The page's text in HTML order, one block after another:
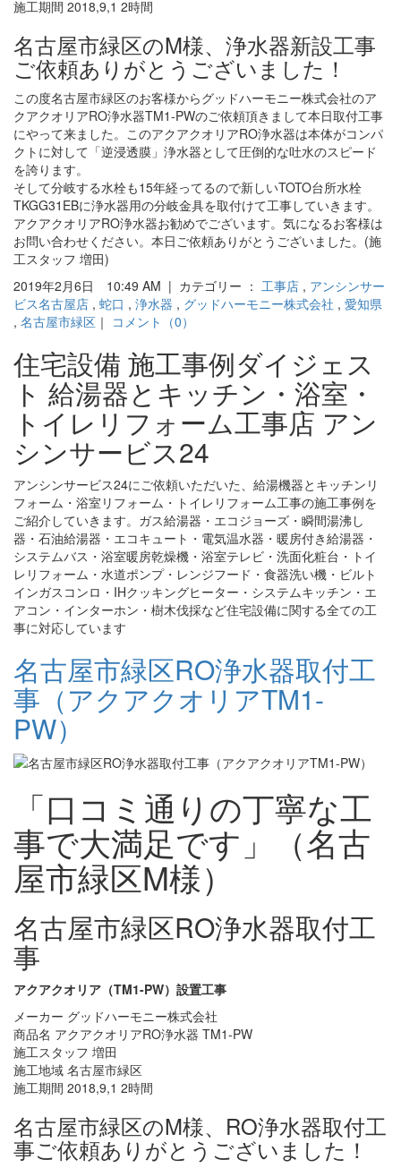
施工期間 2018,9,1 2時間
名古屋市緑区のM様、浄水器新設工事
ご依頼ありがとうございました！
この度名古屋市緑区のお客様からグッドハーモニー株式会社のア
クアクオリアRO浄水器TM1-PWのご依頼頂きまして本日取付工事
にやって来ました。このアクアクオリアRO浄水器は本体がコンパ
クトに対して「逆浸透膜」浄水器として圧倒的な吐水のスピード
を誇ります。
そして分岐する水栓も15年経ってるので新しいTOTO台所水栓
TKGG31EBに浄水器用の分岐金具を取付けて工事していきます。
アクアクオリアRO浄水器お勧めでございます。気になるお客様は
お問い合わせください。本日ご依頼ありがとうございました。(施
工スタッフ 増田)
2019年2月6日 10:49 AM | カテゴリー ： 工事店 , アンシンサー
ビス名古屋店 , 蛇口 , 浄水器 , グッドハーモニー株式会社 , 愛知県
, 名古屋市緑区 ｜ コメント（0）
住宅設備 施工事例ダイジェス
ト 給湯器とキッチン・浴室・
トイレリフォーム工事店 アン
シンサービス24
アンシンサービス24にご依頼いただいた、給湯機器とキッチンリ
フォーム・浴室リフォーム・トイレリフォーム工事の施工事例を
ご紹介していきます。ガス給湯器・エコジョーズ・瞬間湯沸し
器・石油給湯器・エコキュート・電気温水器・暖房付き給湯器・
システムバス・浴室暖房乾燥機・浴室テレビ・洗面化粧台・トイ
レリフォーム・水道ポンプ・レンジフード・食器洗い機・ビルト
インガスコンロ・IHクッキングヒーター・システムキッチン・エ
アコン・インターホン・樹木伐採など住宅設備に関する全ての工
事に対応しています
名古屋市緑区RO浄水器取付工
事（アクアクオリアTM1-
PW）
「口コミ通りの丁寧な工
事で大満足です」（名古
屋市緑区M様）
名古屋市緑区RO浄水器取付工
事
アクアクオリア（TM1-PW）設置工事
メーカー グッドハーモニー株式会社
商品名 アクアクオリアRO浄水器 TM1-PW
施工スタッフ 増田
施工地域 名古屋市緑区
施工期間 2018,9,1 2時間
名古屋市緑区のM様、RO浄水器取付工
事ご依頼ありがとうございました！